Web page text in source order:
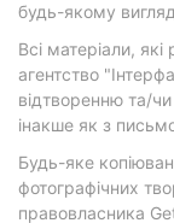
будь-якому
Всі матеріали,
агентство
відтворенню та/
інакше як з
Будь-яке
фотографічних
правовласника